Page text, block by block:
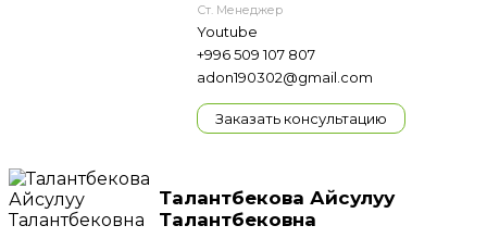
Ст. Менеджер
Youtube
+996 509 107 807
adon190302@gmail.com
Заказать консультацию
Талантбекова Айсулуу
Талантбековна